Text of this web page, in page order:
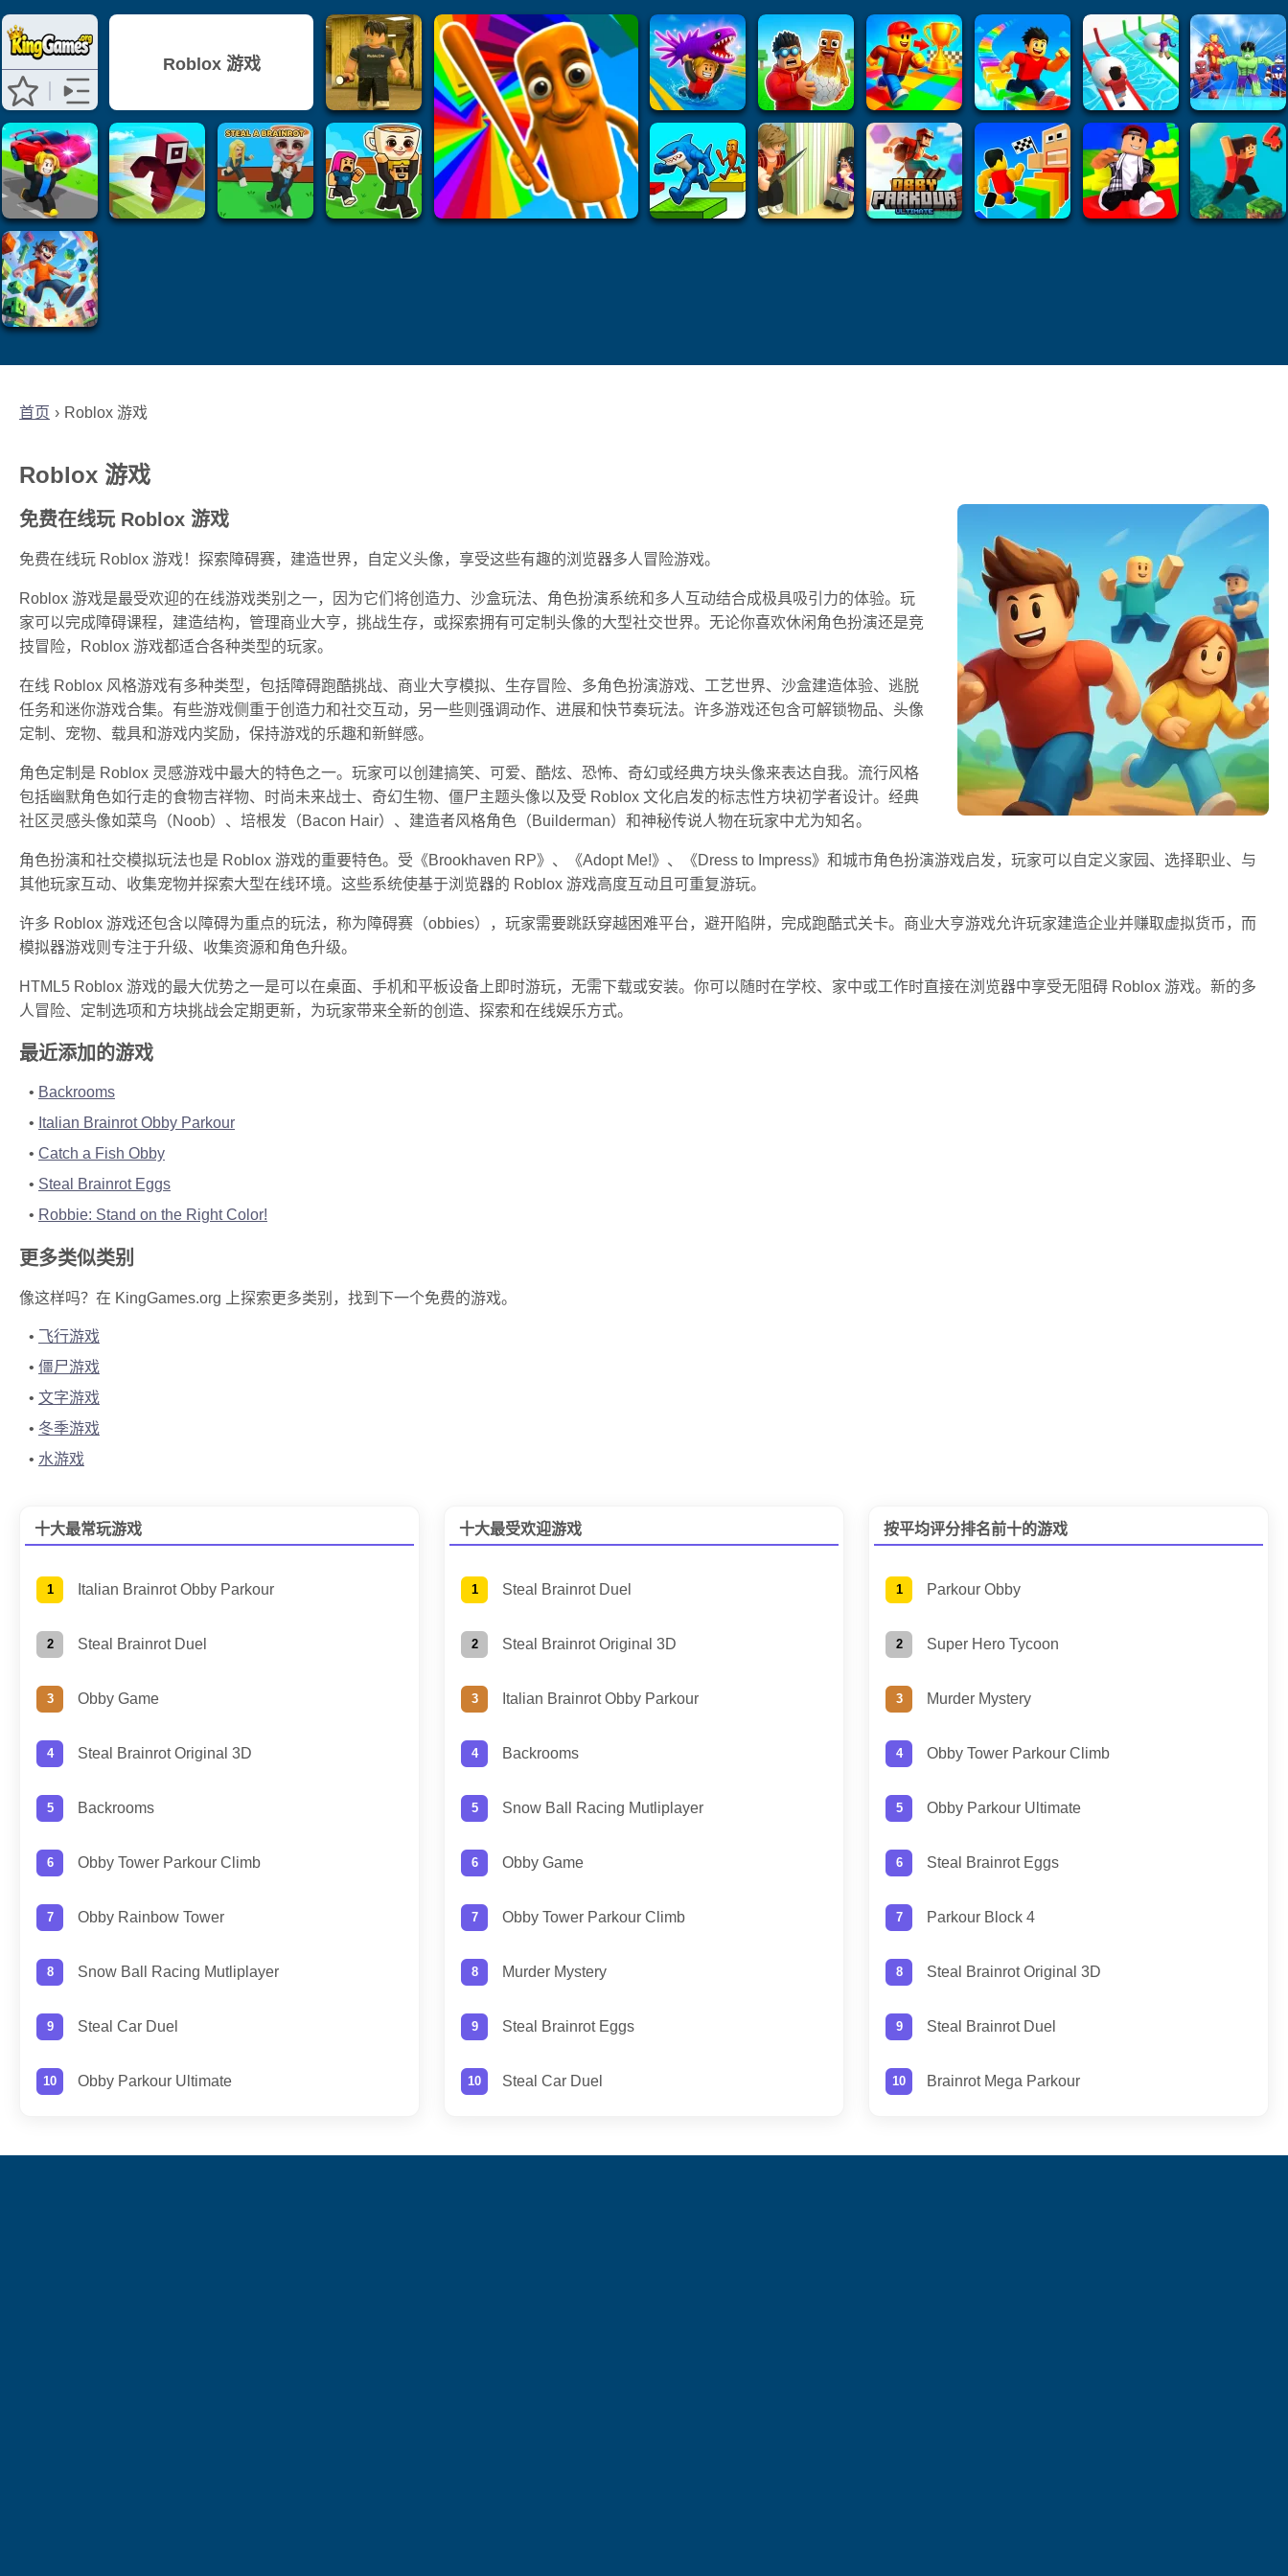
首页 Roblox 游戏
Roblox 游戏
免费在线玩 Roblox 游戏
免费在线玩 Roblox 游戏！探索障碍赛，建造世界，自定义头像，享受这些有趣的浏览器多人冒险游戏。
Roblox 游戏是最受欢迎的在线游戏类别之一，因为它们将创造力、沙盒玩法、角色扮演系统和多人互动结合成极具吸引力的体验。玩
家可以完成障碍课程，建造结构，管理商业大亨，挑战生存，或探索拥有可定制头像的大型社交世界。无论你喜欢休闲角色扮演还是竞
技冒险，Roblox 游戏都适合各种类型的玩家。
在线 Roblox 风格游戏有多种类型，包括障碍跑酷挑战、商业大亨模拟、生存冒险、多角色扮演游戏、工艺世界、沙盒建造体验、逃脱
任务和迷你游戏合集。有些游戏侧重于创造力和社交互动，另一些则强调动作、进展和快节奏玩法。许多游戏还包含可解锁物品、头像
定制、宠物、载具和游戏内奖励，保持游戏的乐趣和新鲜感。
角色定制是 Roblox 灵感游戏中最大的特色之一。玩家可以创建搞笑、可爱、酷炫、恐怖、奇幻或经典方块头像来表达自我。流行风格
包括幽默角色如行走的食物吉祥物、时尚未来战士、奇幻生物、僵尸主题头像以及受 Roblox 文化启发的标志性方块初学者设计。经典
社区灵感头像如菜鸟（Noob）、培根发（Bacon Hair）、建造者风格角色（Builderman）和神秘传说人物在玩家中尤为知名。
角色扮演和社交模拟玩法也是 Roblox 游戏的重要特色。受《Brookhaven RP》、《Adopt Me!》、《Dress to Impress》和城市角色扮演游戏启发，玩家可以自定义家园、选择职业、与
其他玩家互动、收集宠物并探索大型在线环境。这些系统使基于浏览器的 Roblox 游戏高度互动且可重复游玩。
许多 Roblox 游戏还包含以障碍为重点的玩法，称为障碍赛（obbies），玩家需要跳跃穿越困难平台，避开陷阱，完成跑酷式关卡。商业大亨游戏允许玩家建造企业并赚取虚拟货币，而
模拟器游戏则专注于升级、收集资源和角色升级。
HTML5 Roblox 游戏的最大优势之一是可以在桌面、手机和平板设备上即时游玩，无需下载或安装。你可以随时在学校、家中或工作时直接在浏览器中享受无阻碍 Roblox 游戏。新的多
人冒险、定制选项和方块挑战会定期更新，为玩家带来全新的创造、探索和在线娱乐方式。
最近添加的游戏
Backrooms
Italian Brainrot Obby Parkour
Catch a Fish Obby
Steal Brainrot Eggs
Robbie: Stand on the Right Color!
更多类似类别
像这样吗？在 KingGames.org 上探索更多类别，找到下一个免费的游戏。
飞行游戏
僵尸游戏
文字游戏
冬季游戏
水游戏
十大最常玩游戏
Italian Brainrot Obby Parkour
Steal Brainrot Duel
Obby Game
Steal Brainrot Original 3D
Backrooms
Obby Tower Parkour Climb
Obby Rainbow Tower
Snow Ball Racing Mutliplayer
Steal Car Duel
Obby Parkour Ultimate
十大最受欢迎游戏
Steal Brainrot Duel
Steal Brainrot Original 3D
Italian Brainrot Obby Parkour
Backrooms
Snow Ball Racing Mutliplayer
Obby Game
Obby Tower Parkour Climb
Murder Mystery
Steal Brainrot Eggs
Steal Car Duel
按平均评分排名前十的游戏
Parkour Obby
Super Hero Tycoon
Murder Mystery
Obby Tower Parkour Climb
Obby Parkour Ultimate
Steal Brainrot Eggs
Parkour Block 4
Steal Brainrot Original 3D
Steal Brainrot Duel
Brainrot Mega Parkour
Roblox 游戏